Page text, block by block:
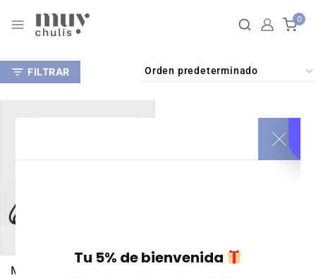
0
FILTRAR
Mochila Saco Premium
Tu 5% de bienvenida